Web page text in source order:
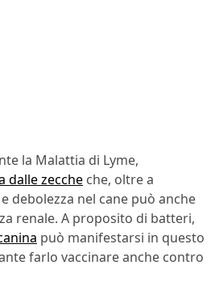
la Malattia di Lyme,
dalle zecche che, oltre a
debolezza nel cane può anche
renale. A proposito di batteri,
può manifestarsi in questo
farlo vaccinare anche contro